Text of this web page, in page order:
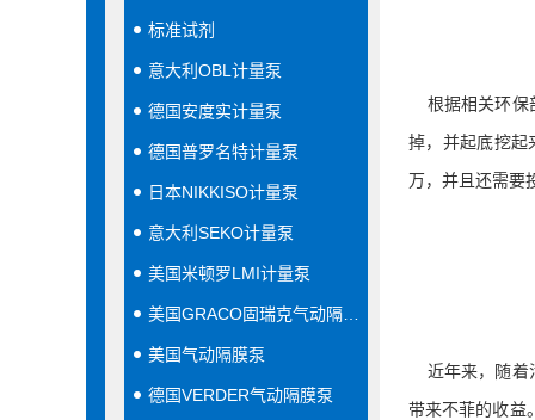
标准试剂
意大利OBL计量泵
德国安度实计量泵
德国普罗名特计量泵
日本NIKKISO计量泵
意大利SEKO计量泵
美国米顿罗LMI计量泵
美国气动隔膜泵
德国VERDER气动隔膜泵
根据相关环保
掉，并起底挖起
万，并且还需要
近年来，随着
带来不菲的收益